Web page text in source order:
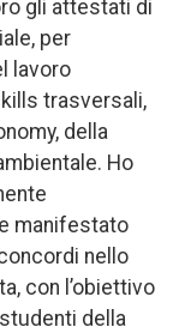
gli attestati di
per
lavoro
trasversali,
della
Ho
manifestato
nello
con l’obiettivo
della